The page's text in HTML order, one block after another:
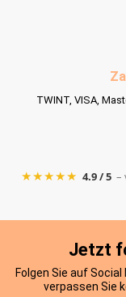
TWINT, VISA,
★★★★★ 4.9 / 5 –
Jetzt
Folgen Sie auf
verpassen Sie